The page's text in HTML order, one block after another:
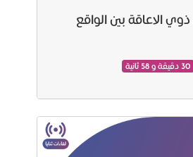
الاعاقة بين الواقع
30 دقيقة و 58 ثانية